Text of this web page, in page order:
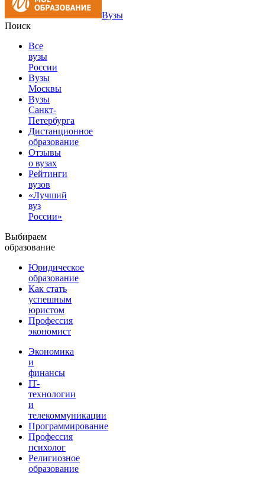
Вузы
Поиск
Все
вузы
России
Вузы
Москвы
Вузы
Санкт-
Петербурга
Дистанционное
образование
Отзывы
о вузах
Рейтинги
вузов
«Лучший
вуз
России»
Выбираем
образование
Юридическое
образование
Как стать
успешным
юристом
Профессия
экономист
Экономика
и
финансы
IT-
технологии
и
телекоммуникации
Программирование
Профессия
психолог
Религиозное
образование